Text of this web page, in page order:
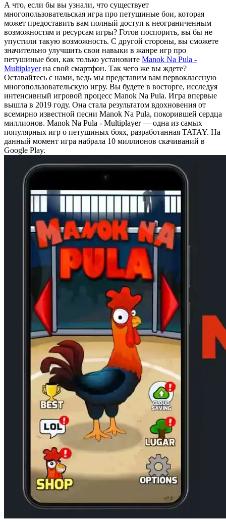
А что, если бы вы узнали, что существует
многопользовательская игра про петушиные бои, которая
может предоставить вам полный доступ к неограниченным
возможностям и ресурсам игры? Готов поспорить, вы бы не
упустили такую возможность. С другой стороны, вы сможете
значительно улучшить свои навыки в жанре игр про
петушиные бои, как только установите Manok Na Pula -
Multiplayerна свой смартфон. Так чего же вы ждете?
Оставайтесь с нами, ведь мы представим вам первоклассную
многопользовательскую игру. Вы будете в восторге, исследуя
интенсивный игровой процесс Manok Na Pula. Игра впервые
вышла в 2019 году. Она стала результатом вдохновения от
всемирно известной песни Manok Na Pula, покорившей сердца
миллионов. Manok Na Pula - Multiplayer — одна из самых
популярных игр о петушиных боях, разработанная TATAY. На
данный момент игра набрала 10 миллионов скачиваний в
Google Play.